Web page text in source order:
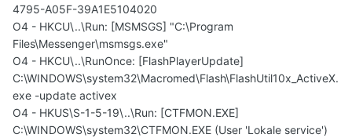
4795-A05F-39A1E5104020
O4 - HKCU\..\Run: [MSMSGS] "C:\Program
Files\Messenger\msmsgs.exe"
O4 - HKCU\..\RunOnce: [FlashPlayerUpdate]
C:\WINDOWS\system32\Macromed\Flash\FlashUtil10x_ActiveX.
exe -update activex
O4 - HKUS\S-1-5-19\..\Run: [CTFMON.EXE]
C:\WINDOWS\system32\CTFMON.EXE (User 'Lokale service')